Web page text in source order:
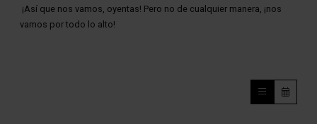
¡Así que nos vamos, oyentas! Pero no de cualquier manera, ¡nos
vamos por todo lo alto!